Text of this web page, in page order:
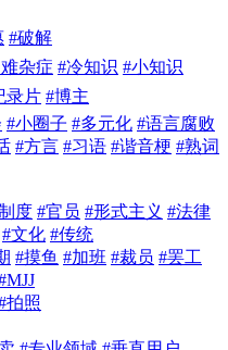
#破解
杂症 #冷知识 #小知识
录片 #博主
#小圈子 #多元化 #语言腐败
#方言 #习语 #谐音梗 #熟词
度 #官员 #形式主义 #法律
#文化 #传统
#摸鱼 #加班 #裁员 #罢工
拍照